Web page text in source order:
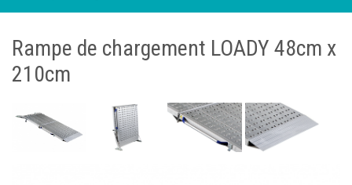
Rampe de chargement LOADY 48cm x
210cm